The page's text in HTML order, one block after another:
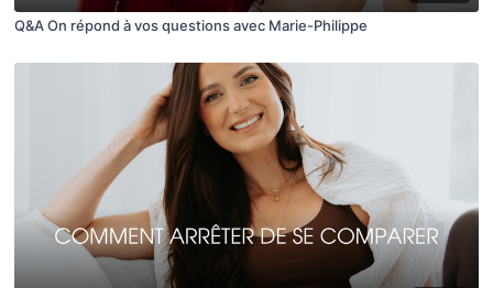
Q&A On répond à vos questions avec Marie-Philippe